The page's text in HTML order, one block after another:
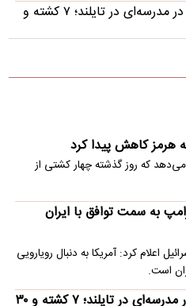
جزئیات تیراندازی در مدرسه‌ای در تایلند؛ ۷ کشته و
به بار آورد!
درز اطلاعات ذخایر تسلیحاتی
مذاکره استقلال با سردار
مثبت داد
هرمز کاهش پیدا کرد
که روز گذشته چهار کشتی از
ترامپ به سمت توافق با ایران
اعلام کرد: آمریکا به دنبال رویارویی
است.
جزئیات تیراندازی در مدرسه‌ای در تایلند؛ ۷ کشته و ۳۰